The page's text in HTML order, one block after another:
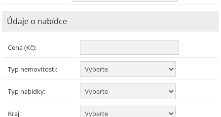
Údaje o nabídce
Cena (Kč):
Typ nemovitosti:
Typ nabídky:
Kraj: